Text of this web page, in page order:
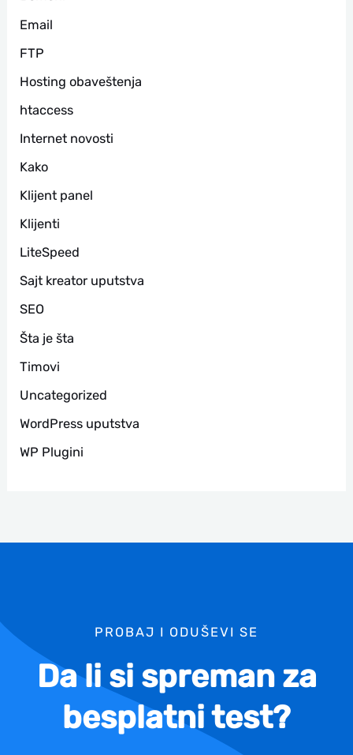
Email
FTP
Hosting obaveštenja
htaccess
Internet novosti
Kako
Klijent panel
Klijenti
LiteSpeed
Sajt kreator uputstva
SEO
Šta je šta
Timovi
Uncategorized
WordPress uputstva
WP Plugini
PROBAJ I ODUŠEVI SE
Da li si spreman za
besplatni test?